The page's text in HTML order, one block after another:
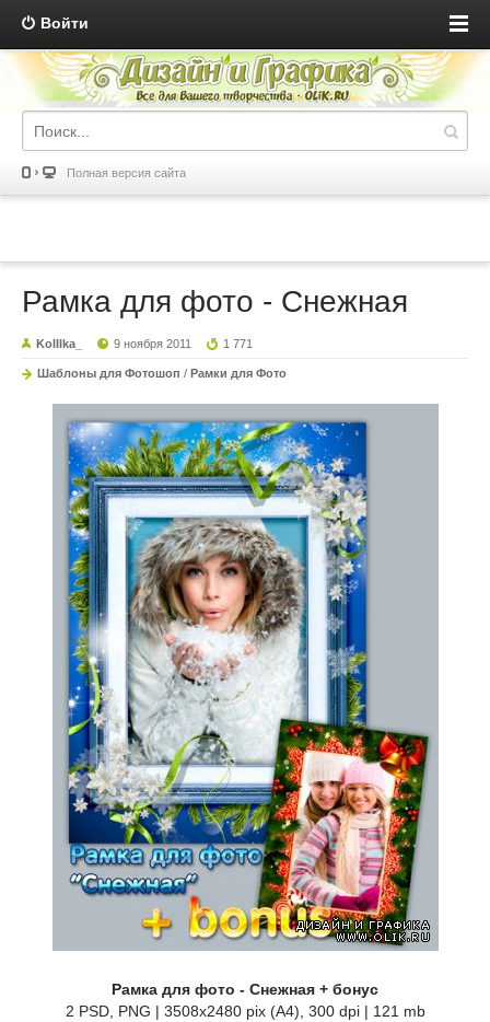
Войти
Полная версия сайта
Рамка для фото - Снежная
KoIIIka_ 9 ноября 2011 1 771
Шаблоны для Фотошоп / Рамки для Фото
Рамка для фото - Снежная + бонус
2 PSD, PNG | 3508x2480 pix (A4), 300 dpi | 121 mb